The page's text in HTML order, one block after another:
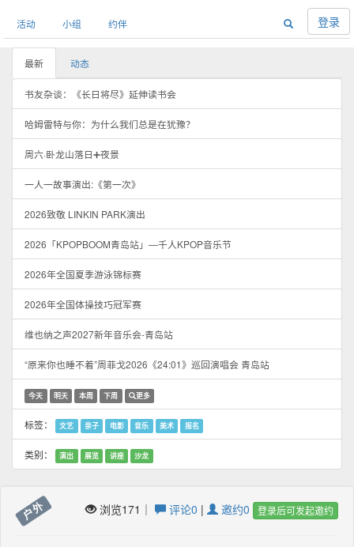
活动 小组 约伴 登录
最新 动态
书友杂谈：《长日将尽》延伸读书会
哈姆雷特与你：为什么我们总是在犹豫？
周六·卧龙山落日➕夜景
一人一故事演出:《第一次》
2026致敬 LINKIN PARK演出
2026「KPOPBOOM青岛站」—千人KPOP音乐节
2026年全国夏季游泳锦标赛
2026年全国体操技巧冠军赛
维也纳之声2027新年音乐会-青岛站
“原来你也睡不着”周菲戈2026《24:01》巡回演唱会 青岛站
今天 明天 本周 下周 更多
标签： 文艺 亲子 电影 音乐 美术 报名
类别： 演出 展览 讲座 沙龙
户外 浏览171｜ 评论0 | 邀约0 登录后可发起邀约